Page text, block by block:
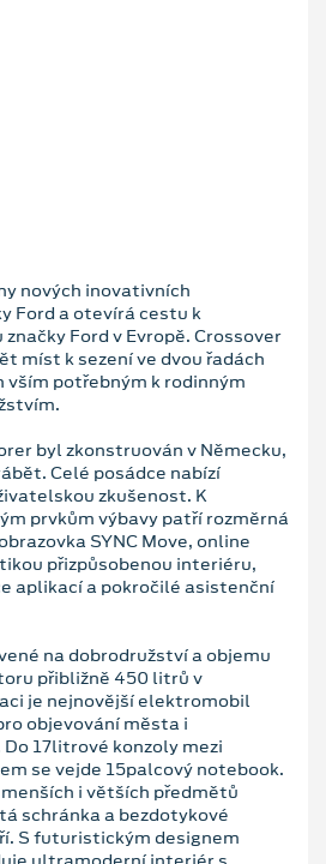
nových inovativních
Ford a otevírá cestu k
Ford v Evropě. Crossover
míst k sezení ve dvou řadách
vším potřebným k rodinným
byl zkonstruován v Německu,
Celé posádce nabízí
zkušenost. K
prvkům výbavy patří rozměrná
SYNC Move, online
přizpůsobenou interiéru,
aplikací a pokročilé asistenční
na dobrodružství a objemu
přibližně 450 litrů v
je nejnovější elektromobil
objevování města i
17litrové konzoly mezi
se vejde 15palcový notebook.
i větších předmětů
schránka a bezdotykové
S futuristickým designem